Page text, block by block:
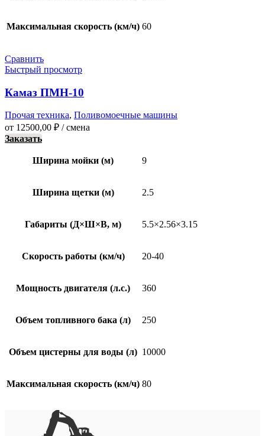
Максимальная скорость (км/ч) 60
Сравнить
Быстрый просмотр
Камаз ПМН-10
Прочая техника, Поливомоечные машины
от 12500,00 ₽ / смена
Заказать
Ширина мойки (м) 9
Ширина щетки (м) 2.5
Габариты (Д×Ш×В, м) 5.5×2.56×3.15
Скорость работы (км/ч) 20-40
Мощность двигателя (л.с.) 360
Объем топливного бака (л) 250
Объем цистерны для воды (л) 10000
Максимальная скорость (км/ч) 80